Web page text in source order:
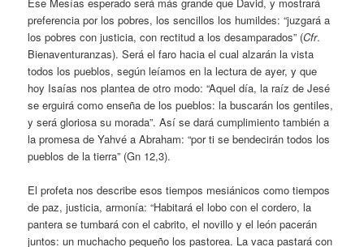
preferencia por los pobres, los sencillos los humildes: “juzgará a
los pobres con justicia, con rectitud a los desamparados” (Cfr.
Bienaventuranzas). Será el faro hacia el cual alzarán la vista
todos los pueblos, según leíamos en la lectura de ayer, y que
hoy Isaías nos plantea de otro modo: “Aquel día, la raíz de Jesé
se erguirá como enseña de los pueblos: la buscarán los gentiles,
y será gloriosa su morada”. Así se dará cumplimiento también a
la promesa de Yahvé a Abraham: “por ti se bendecirán todos los
pueblos de la tierra” (Gn 12,3).
El profeta nos describe esos tiempos mesiánicos como tiempos
de paz, justicia, armonía: “Habitará el lobo con el cordero, la
pantera se tumbará con el cabrito, el novillo y el león pacerán
juntos: un muchacho pequeño los pastorea. La vaca pastará con